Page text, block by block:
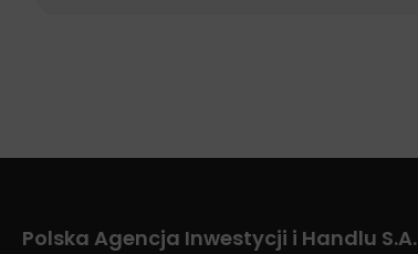
Polska Agencja Inwestycji i Handlu S.A.